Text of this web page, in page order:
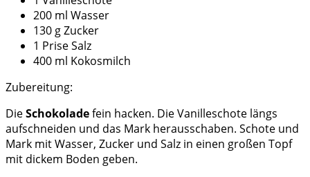
200 ml Wasser
130 g Zucker
1 Prise Salz
400 ml Kokosmilch
Zubereitung:
DieSchokoladefein hacken. Die Vanilleschote längs
aufschneiden und das Mark herausschaben. Schote und
Mark mit Wasser, Zucker und Salz in einen großen Topf
mit dickem Boden geben.